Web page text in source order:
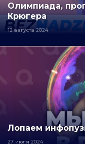
Олимпиада,
Крюгера
12 августа 2024
Лопаем
27 июля 2024